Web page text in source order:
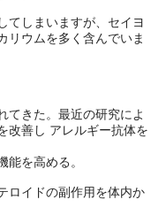
てしまいますが、セイヨ
リウムを多く含んでいま
てきた。最近の研究によ
改善し アレルギー抗体を
を高める。
ロイドの副作用を体内か